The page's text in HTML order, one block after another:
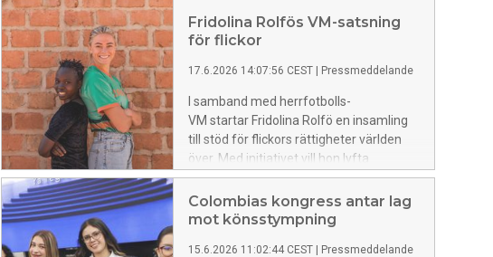
Fridolina Rolfös VM-satsning
för flickor
17.6.2026 14:07:56 CEST Pressmeddelande
I samband med herrfotbolls-
VM startar Fridolina Rolfö en insamling
till stöd för flickors rättigheter världen
över. Med initiativet vill hon lyfta
fotbollens kraft att förbättra flickors liv,
enligt Plan International Sverige.
Colombias kongress antar lag
mot könsstympning
15.6.2026 11:02:44 CEST Pressmeddelande